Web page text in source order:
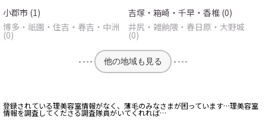
小郡市 (1)
吉塚・箱崎・千早・香椎 (0)
博多・祇園・住吉・春吉・中洲
(0)
井尻・雑餉隈・春日原・大野城
(0)
他の地域も見る
登録されている理美容室情報がなく、薄毛のみなさまが困っています…理美容室
情報を調査してくださる調査隊員がいてくれれば…